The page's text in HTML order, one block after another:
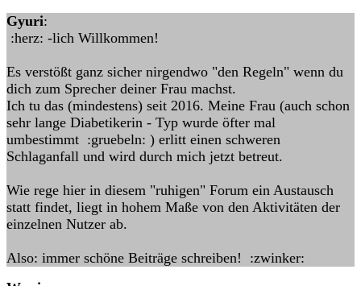
Gyuri:
:herz: -lich Willkommen!
Es verstößt ganz sicher nirgendwo "den Regeln" wenn du
dich zum Sprecher deiner Frau machst.
Ich tu das (mindestens) seit 2016. Meine Frau (auch schon
sehr lange Diabetikerin - Typ wurde öfter mal
umbestimmt :gruebeln: ) erlitt einen schweren
Schlaganfall und wird durch mich jetzt betreut.
Wie rege hier in diesem "ruhigen" Forum ein Austausch
statt findet, liegt in hohem Maße von den Aktivitäten der
einzelnen Nutzer ab.
Also: immer schöne Beiträge schreiben! :zwinker: